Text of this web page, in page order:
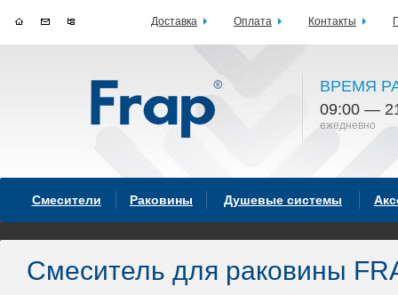
ВРЕМЯ
09:00 —
ежедневно
Смесители Раковины Душевые системы
Смеситель для раковины
Доставка Оплата Контакты